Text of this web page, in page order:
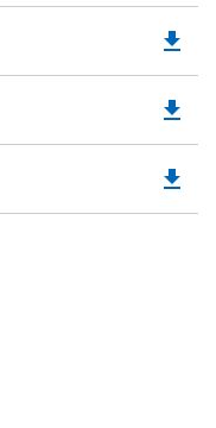
a
file_download
a
file_download
file_download